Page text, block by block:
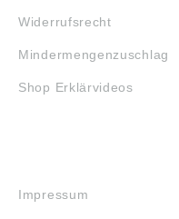
Widerrufsrecht
Mindermengenzuschlag
Shop Erklärvideos
Impressum